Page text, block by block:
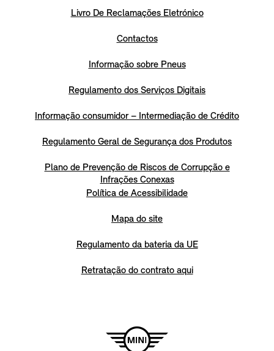
Livro De Reclamações Eletrónico
Contactos
Informação sobre Pneus
Regulamento dos Serviços Digitais
Informação consumidor – Intermediação de Crédito
Regulamento Geral de Segurança dos Produtos
Plano de Prevenção de Riscos de Corrupção e
Infrações Conexas
Política de Acessibilidade
Mapa do site
Regulamento da bateria da UE
Retratação do contrato aqui